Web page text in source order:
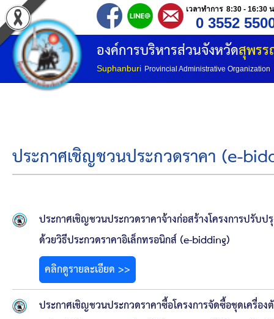
เวลาทำการ 8:30 - 16:30
0 3552
องค์การบริหารส่วนจังหวัดสุพร
Suphanburi Provincial Administrative Organization
หน้าแรก
ประวัติ อบจ
โครงสร้างองค์กร
วิสัยทัศน์
ยุทธศาสตร์การพัฒนา
ประวัตินายก
ประกาศเชิญชวนประกวดราคา (e-
ประกาศเชิญชวนประกวดราคาจ้างก่อสร้างโครงการปรั
ด้วยวิธีประกวดราคาอิเล็กทรอนิกส์ (e-bidding)
คลิกดูรายละเอียด >>
ประกาศเชิญชวนประกวดราคาซื้อโครงการจัดซื้อชุดเครื่